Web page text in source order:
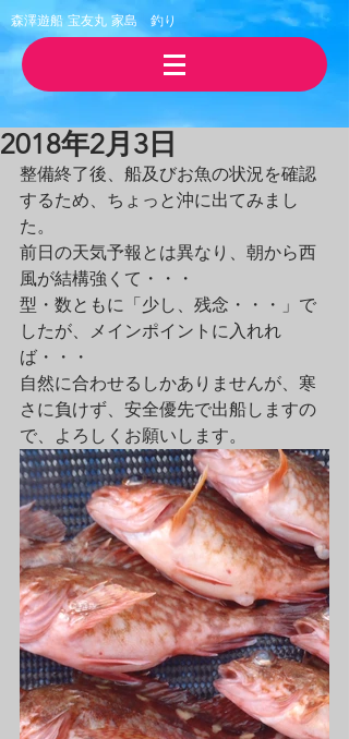
森澤遊船 宝友丸 ​家島 釣り
2018年2月3日
整備終了後、船及びお魚の状況を確認
するため、ちょっと沖に出てみまし
た。
前日の天気予報とは異なり、朝から西
風が結構強くて・・・
型・数ともに「少し、残念・・・」で
したが、メインポイントに入れれ
ば・・・
自然に合わせるしかありませんが、寒
さに負けず、安全優先で出船しますの
で、よろしくお願いします。